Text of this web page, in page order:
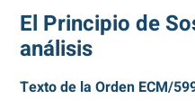
El Principio de
análisis
Texto de la Orden ECM/